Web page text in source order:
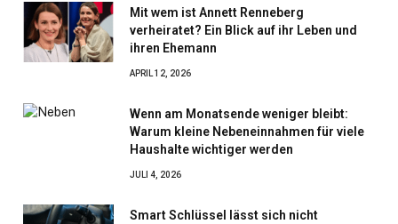
Mit wem ist Annett Renneberg
verheiratet? Ein Blick auf ihr Leben und
ihren Ehemann
APRIL 12, 2026
Wenn am Monatsende weniger bleibt:
Warum kleine Nebeneinnahmen für viele
Haushalte wichtiger werden
JULI 4, 2026
Smart Schlüssel lässt sich nicht